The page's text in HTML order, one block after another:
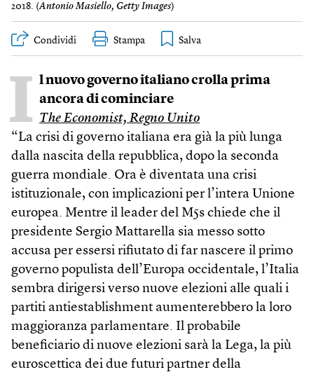
2018. (Antonio Masiello, Getty Images)
Condividi Stampa
I l nuovo governo italiano crolla prima
ancora di cominciare
The Economist, Regno Unito
“La crisi di governo italiana era già la più lunga
dalla nascita della repubblica, dopo la seconda
guerra mondiale. Ora è diventata una crisi
istituzionale, con implicazioni per l’intera Unione
europea. Mentre il leader del M5s chiede che il
presidente Sergio Mattarella sia messo sotto
accusa per essersi rifiutato di far nascere il primo
governo populista dell’Europa occidentale, l’Italia
sembra dirigersi verso nuove elezioni alle quali i
partiti antiestablishment aumenterebbero la loro
maggioranza parlamentare. Il probabile
beneficiario di nuove elezioni sarà la Lega, la più
euroscettica dei due futuri partner della